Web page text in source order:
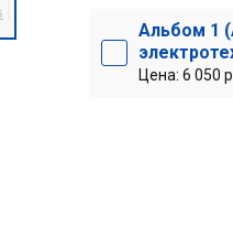
Альбом 1
Цена: 6 050